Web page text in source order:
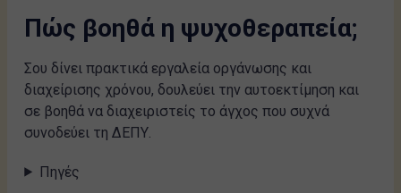
Πώς βοηθά η ψυχοθεραπεία;
Σου δίνει πρακτικά εργαλεία οργάνωσης και
διαχείρισης χρόνου, δουλεύει την αυτοεκτίμηση και
σε βοηθά να διαχειριστείς το άγχος που συχνά
συνοδεύει τη ΔΕΠΥ.
Πηγές